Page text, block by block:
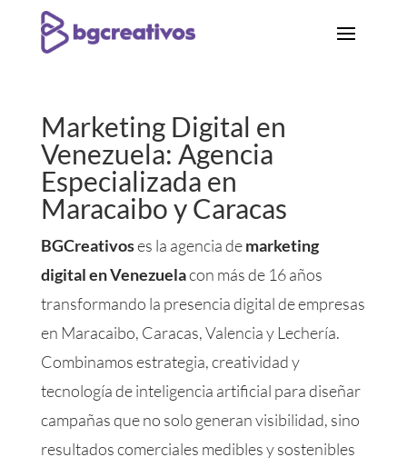
Marketing Digital en
Venezuela: Agencia
Especializada en
Maracaibo y Caracas
BGCreativoses la agencia demarketing
digital en Venezuelacon más de 16 años
transformando la presencia digital de empresas
en Maracaibo, Caracas, Valencia y Lechería.
Combinamos estrategia, creatividad y
tecnología de inteligencia artificial para diseñar
campañas que no solo generan visibilidad, sino
resultados comerciales medibles y sostenibles